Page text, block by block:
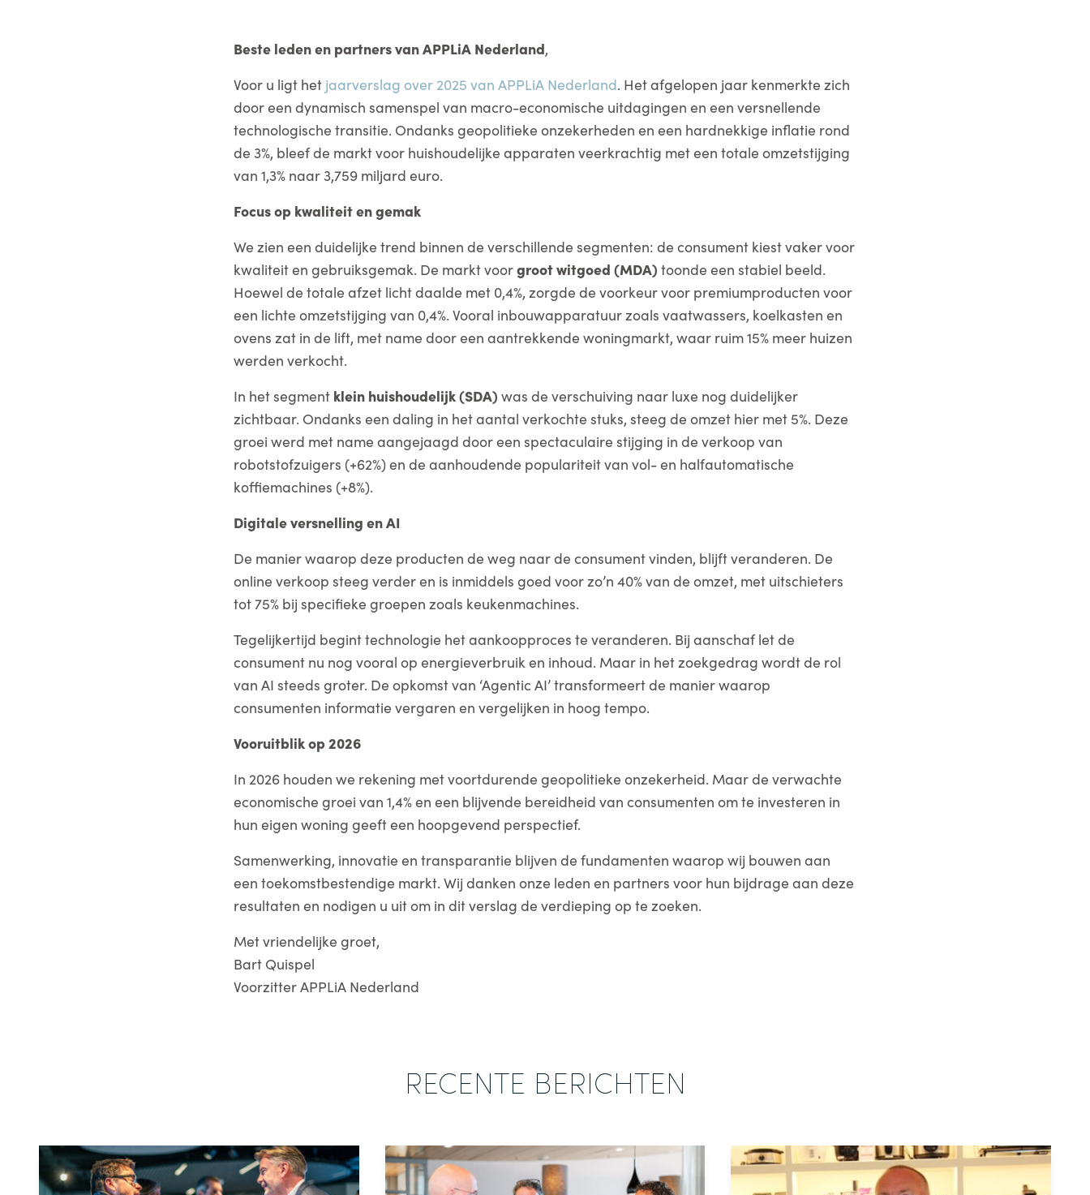
Beste leden en partners van APPLiA Nederland,
Voor u ligt het jaarverslag over 2025 van APPLiA Nederland. Het afgelopen jaar kenmerkte zich
door een dynamisch samenspel van macro-economische uitdagingen en een versnellende
technologische transitie. Ondanks geopolitieke onzekerheden en een hardnekkige inflatie rond
de 3%, bleef de markt voor huishoudelijke apparaten veerkrachtig met een totale omzetstijging
van 1,3% naar 3,759 miljard euro.
Focus op kwaliteit en gemak
We zien een duidelijke trend binnen de verschillende segmenten: de consument kiest vaker voor
kwaliteit en gebruiksgemak. De markt voorgroot witgoed (MDA) toonde een stabiel beeld.
Hoewel de totale afzet licht daalde met 0,4%, zorgde de voorkeur voor premiumproducten voor
een lichte omzetstijging van 0,4%. Vooral inbouwapparatuur zoals vaatwassers, koelkasten en
ovens zat in de lift, met name door een aantrekkende woningmarkt, waar ruim 15% meer huizen
werden verkocht.
In het segment klein huishoudelijk (SDA) was de verschuiving naar luxe nog duidelijker
zichtbaar. Ondanks een daling in het aantal verkochte stuks, steeg de omzet hier met 5%. Deze
groei werd met name aangejaagd door een spectaculaire stijging in de verkoop van
robotstofzuigers (+62%) en de aanhoudende populariteit van vol- en halfautomatische
koffiemachines (+8%).
Digitale versnelling en AI
De manier waarop deze producten de weg naar de consument vinden, blijft veranderen. De
online verkoop steeg verder en is inmiddels goed voor zo’n 40% van de omzet, met uitschieters
tot 75% bij specifieke groepen zoals keukenmachines.
Tegelijkertijd begint technologie het aankoopproces te veranderen. Bij aanschaf let de
consument nu nog vooral op energieverbruik en inhoud. Maar in het zoekgedrag wordt de rol
van AI steeds groter. De opkomst van ‘Agentic AI’ transformeert de manier waarop
consumenten informatie vergaren en vergelijken in hoog tempo.
Vooruitblik op 2026
In 2026 houden we rekening met voortdurende geopolitieke onzekerheid. Maar de verwachte
economische groei van 1,4% en een blijvende bereidheid van consumenten om te investeren in
hun eigen woning geeft een hoopgevend perspectief.
Samenwerking, innovatie en transparantie blijven de fundamenten waarop wij bouwen aan
een toekomstbestendige markt. Wij danken onze leden en partners voor hun bijdrage aan deze
resultaten en nodigen u uit om in dit verslag de verdieping op te zoeken.
Met vriendelijke groet,
Bart Quispel
Voorzitter APPLiA Nederland
RECENTE BERICHTEN